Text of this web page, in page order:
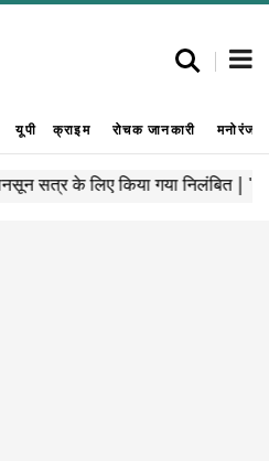
यूपी क्राइम रोचक जानकारी मनोरंजन